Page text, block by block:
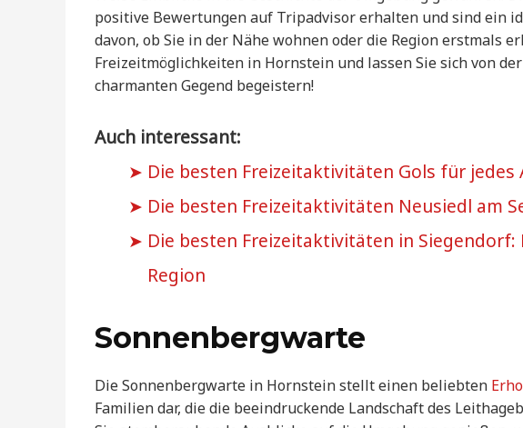
positive Bewertungen auf Tripadvisor erhalten und sind ein
davon, ob Sie in der Nähe wohnen oder die Region erstmals
Freizeitmöglichkeiten in Hornstein und lassen Sie sich von
charmanten Gegend begeistern!
Auch interessant:
Die besten Freizeitaktivitäten Gols für jedes
Die besten Freizeitaktivitäten Neusiedl am
Die besten Freizeitaktivitäten in Siegendorf:
Region
Sonnenbergwarte
Die Sonnenbergwarte in Hornstein stellt einen beliebten
Familien dar, die die beeindruckende Landschaft des